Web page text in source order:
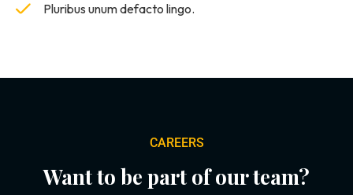
Pluribus unum defacto lingo.
CAREERS
Want to be part of our team?